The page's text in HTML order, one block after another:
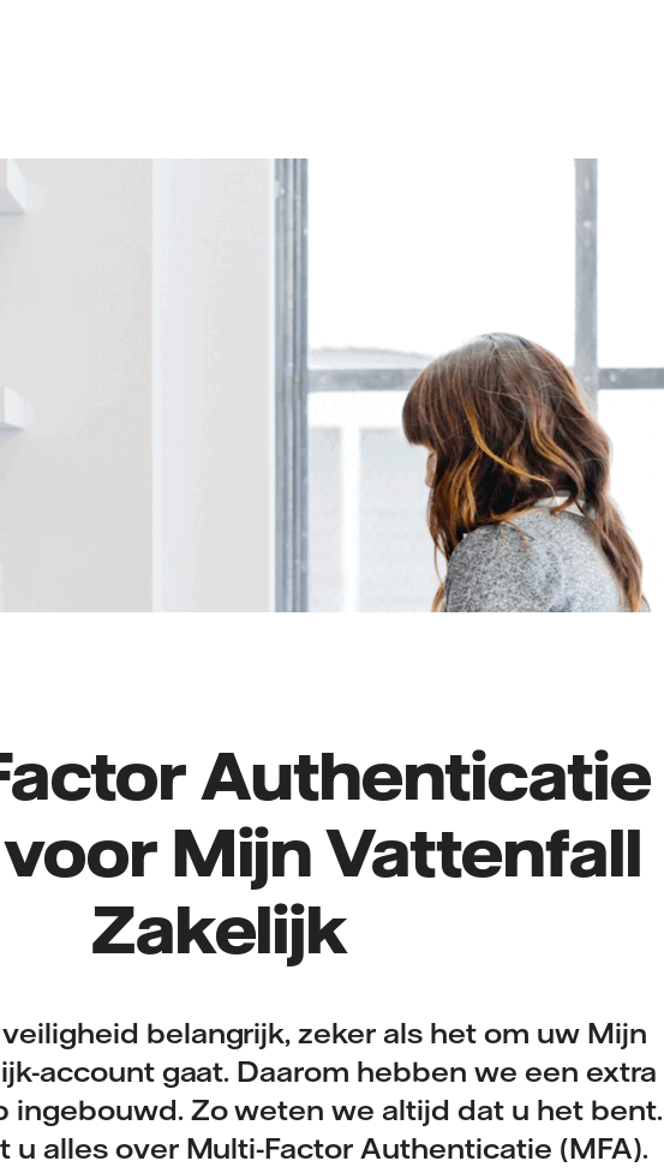
Authenticatie
voor Mijn Vattenfall
Zakelijk
belangrijk, zeker als het om uw Mijn
account gaat. Daarom hebben we een extra
ingebouwd. Zo weten we altijd dat u het bent.
u alles over Multi-Factor Authenticatie (MFA).